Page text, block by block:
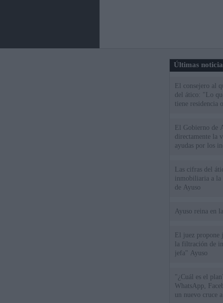
Últimas
El consejero al
del ático: "Lo
tiene residencia
El Gobierno de
directamente la
ayudas por los
Las cifras del
inmobiliaria a la
de Ayuso
Ayuso reina en
El juez propone
la filtración de
jefa" Ayuso
"¿Cuál es el
WhatsApp,
un nuevo cruce